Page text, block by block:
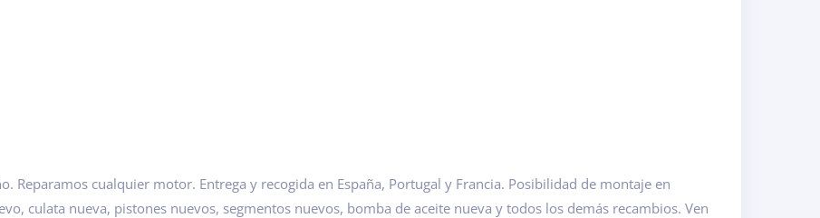
Reparamos cualquier motor. Entrega y recogida en España, Portugal y Francia. Posibilidad de montaje en
culata nueva, pistones nuevos, segmentos nuevos, bomba de aceite nueva y todos los demás recambios. Ven